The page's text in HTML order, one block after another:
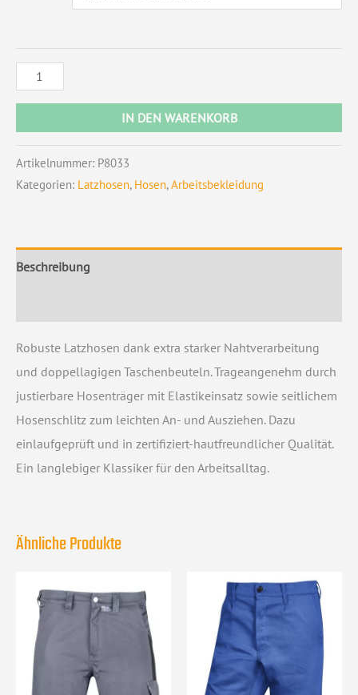
IN DEN WARENKORB
Artikelnummer: P8033
Kategorien: Latzhosen, Hosen,Arbeitsbekleidung
Beschreibung
Robuste Latzhosen dank extra starker Nahtverarbeitung
und doppellagigen Taschenbeuteln. Trageangenehm durch
justierbare Hosenträger mit Elastikeinsatz sowie seitlichem
Hosenschlitz zum leichten An- und Ausziehen. Dazu
einlaufgeprüft und in zertifiziert-hautfreundlicher Qualität.
Ein langlebiger Klassiker für den Arbeitsalltag.
Ähnliche Produkte
Produkt
weist
mehrere
Varianten
Produkt
mehrere
Varianten